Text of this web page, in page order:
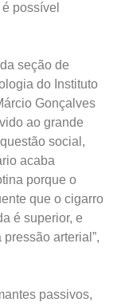
possível
seção de
do Instituto
Gonçalves
ao grande
social,
acaba
porque o
que o cigarro
é superior, e
arterial”,
passivos,